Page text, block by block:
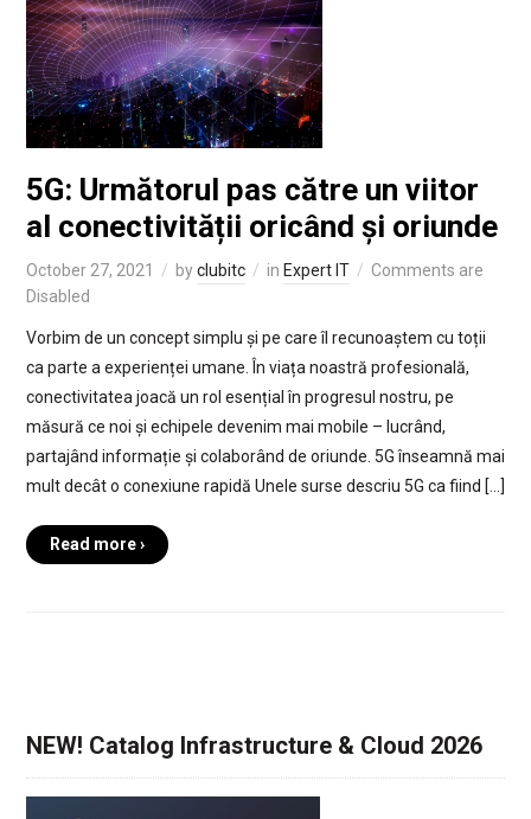
5G: Următorul pas către un viitor
al conectivității oricând și oriunde
October 27, 2021 byclubitc in Expert IT
Comments are
Disabled
Vorbim de un concept simplu și pe care îl recunoaștem cu toții
ca parte a experienței umane. În viața noastră profesională,
conectivitatea joacă un rol esențial în progresul nostru, pe
măsură ce noi și echipele devenim mai mobile – lucrând,
partajând informație și colaborând de oriunde. 5G înseamnă mai
mult decât o conexiune rapidă Unele surse descriu 5G ca fiind […]
Read more ›
NEW! Catalog Infrastructure & Cloud 2026